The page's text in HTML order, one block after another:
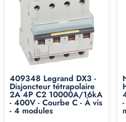
409348 Legrand DX3 -
Disjoncteur tétrapolaire
2A 4P C2 10000A/16kA
- 400V - Courbe C - À vis
- 4 modules